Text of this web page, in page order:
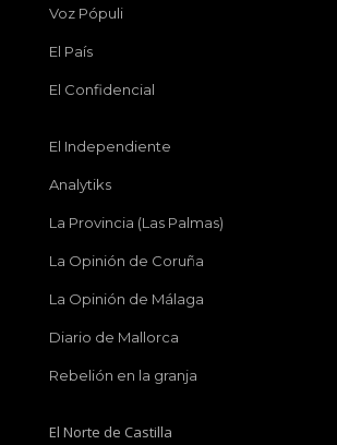
Voz Pópuli
El País
El Confidencial
El Independiente
Analytiks
La Provincia (Las Palmas)
La Opinión de Coruña
La Opinión de Málaga
Diario de Mallorca
Rebelión en la granja
El Norte de Castilla